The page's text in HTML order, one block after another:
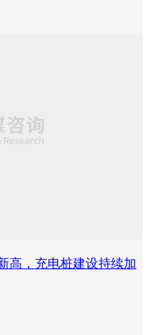
高，充电桩建设持续加